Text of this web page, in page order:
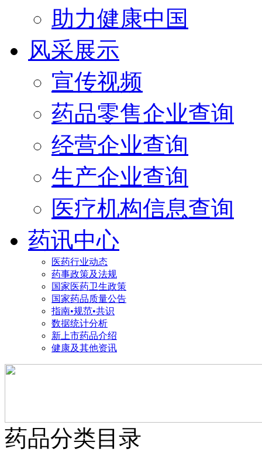
助力健康中国
风采展示
宣传视频
药品零售企业查询
经营企业查询
生产企业查询
医疗机构信息查询
药讯中心
医药行业动态
药事政策及法规
国家医药卫生政策
国家药品质量公告
指南•规范•共识
数据统计分析
新上市药品介绍
健康及其他资讯
药品分类目录